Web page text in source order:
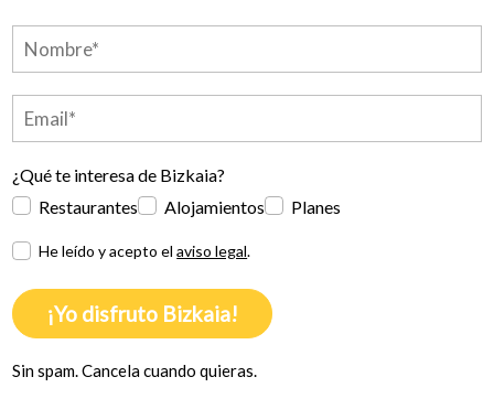
¿Qué te interesa de Bizkaia?
Restaurantes
Alojamientos Planes
He leído y acepto elaviso legal.
¡Yo disfruto Bizkaia!
Sin spam. Cancela cuando quieras.